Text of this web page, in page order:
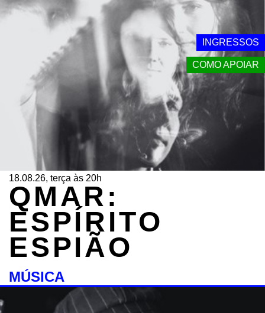
INGRESSOS
COMO APOIAR
18.08.26, terça às 20h
QMAR:
ESPÍRITO
ESPIÃO
MÚSICA